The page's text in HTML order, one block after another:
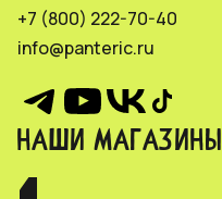
НАШИ МАГАЗИНЫ
+7 (800) 222-70-40
info@panteric.ru